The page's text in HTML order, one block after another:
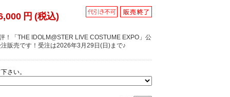
円 (税込)
！「THE IDOLM@STER LIVE COSTUME EXPO」公
販売です！受注は2026年3月29日(日)まで♪
さい。